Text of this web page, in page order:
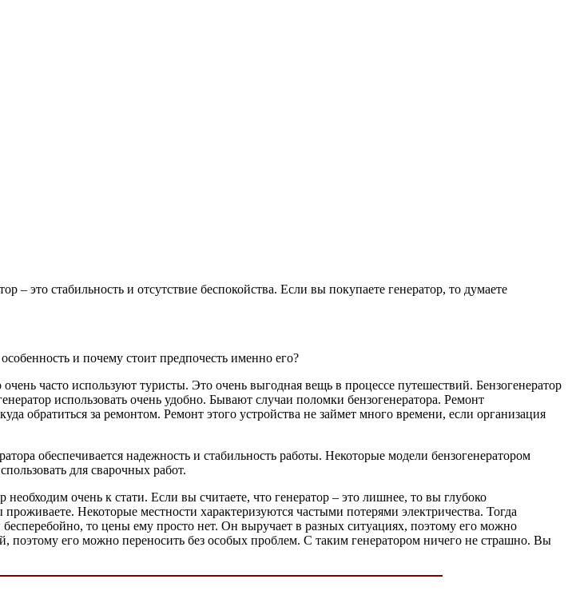
– это стабильность и отсутствие беспокойства. Если вы покупаете генератор, то думаете
и почему стоит предпочесть именно его?
часто используют туристы. Это очень выгодная вещь в процессе путешествий. Бензогенератор
использовать очень удобно. Бывают случаи поломки бензогенератора. Ремонт
обратиться за ремонтом. Ремонт этого устройства не займет много времени, если организация
обеспечивается надежность и стабильность работы. Некоторые модели бензогенератором
для сварочных работ.
очень к стати. Если вы считаете, что генератор – это лишнее, то вы глубоко
Некоторые местности характеризуются частыми потерями электричества. Тогда
то цены ему просто нет. Он выручает в разных ситуациях, поэтому его можно
поэтому его можно переносить без особых проблем. С таким генератором ничего не страшно. Вы